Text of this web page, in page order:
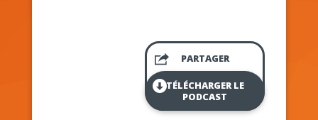
PARTAGER
TÉLÉCHARGER LE
PODCAST